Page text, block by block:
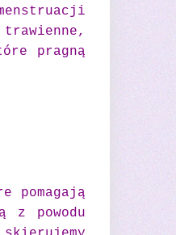
pragną
pomagają
z powodu